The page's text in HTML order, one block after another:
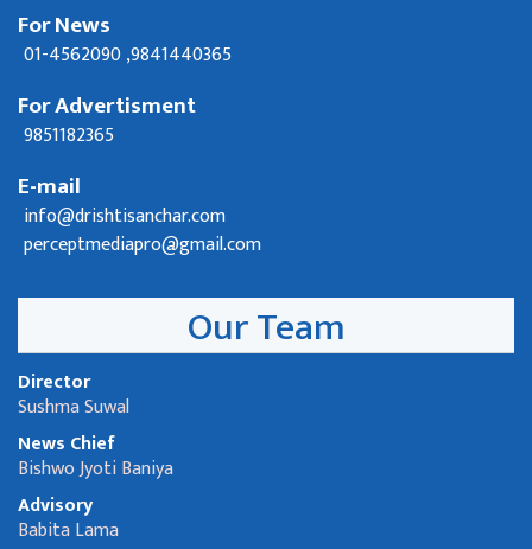
For News
01-4562090 ,9841440365
For Advertisment
9851182365
E-mail
info@drishtisanchar.com
perceptmediapro@gmail.com
Our Team
Director
Sushma Suwal
News Chief
Bishwo Jyoti Baniya
Advisory
Babita Lama